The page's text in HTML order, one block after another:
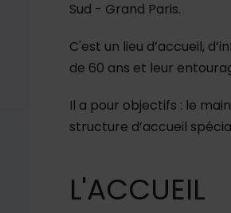
Sud - Grand Paris.
C'est un lieu d’accueil,
de 60 ans et leur
Il a pour objectifs : le
structure d’accueil
L'ACCUEIL